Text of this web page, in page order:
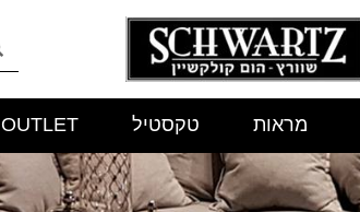
מראות טקסטיל OUTLET